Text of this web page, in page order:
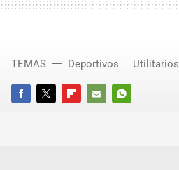
FACEBOOKTWITTERFLIPBOARD
E-
WHATSAPP
TEMAS Deportivos Utilitarios